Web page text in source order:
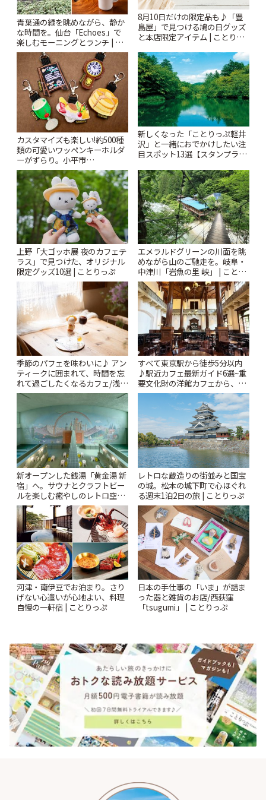
青葉通の緑を眺めながら、静か
な時間を。仙台「Echoes」で
楽しむモーニングとランチ | こ
とりっぷ
8月10日だけの限定品も♪「豊
島屋」で見つける鳩の日グッズ
と本店限定アイテム | ことりっ
カスタマイズも楽しい!約500種
類の可愛いワッペンキーホルダ
ーがずらり。小平市
「Kimamaya T&K」 | ことりっ
ぷ
新しくなった「ことりっぷ軽井
沢」と一緒におでかけしたい注
目スポット13選【スタンプラリ
上野「大ゴッホ展 夜のカフェテ
ラス」で見つけた、オリジナル
限定グッズ10選 | ことりっぷ
エメラルドグリーンの川面を眺
めながら山のご馳走を。岐阜・
中津川「岩魚の里 峡」 | ことり
っぷ
季節のパフェを味わいに♪ アン
ティークに囲まれて、時間を忘
れて過ごしたくなるカフェ/浅草
「annorum cafe」 | ことりっぷ
すべて東京駅から徒歩5分以内
♪駅近カフェ最新ガイド6選~重
要文化財の洋館カフェから、改
札すぐのレトロ喫茶まで~ | こと
新オープンした銭湯「黄金湯 新
宿」へ。サウナとクラフトビー
ルを楽しむ癒やしのレトロ空間
| ことりっぷ
レトロな蔵造りの街並みと国宝
の城。松本の城下町で心ほぐれ
る週末1泊2日の旅 | ことりっぷ
河津・南伊豆でお泊まり。さり
げない心遣いが心地よい、料理
自慢の一軒宿 | ことりっぷ
日本の手仕事の「いま」が詰ま
った器と雑貨のお店/西荻窪
「tsugumi」 | ことりっぷ